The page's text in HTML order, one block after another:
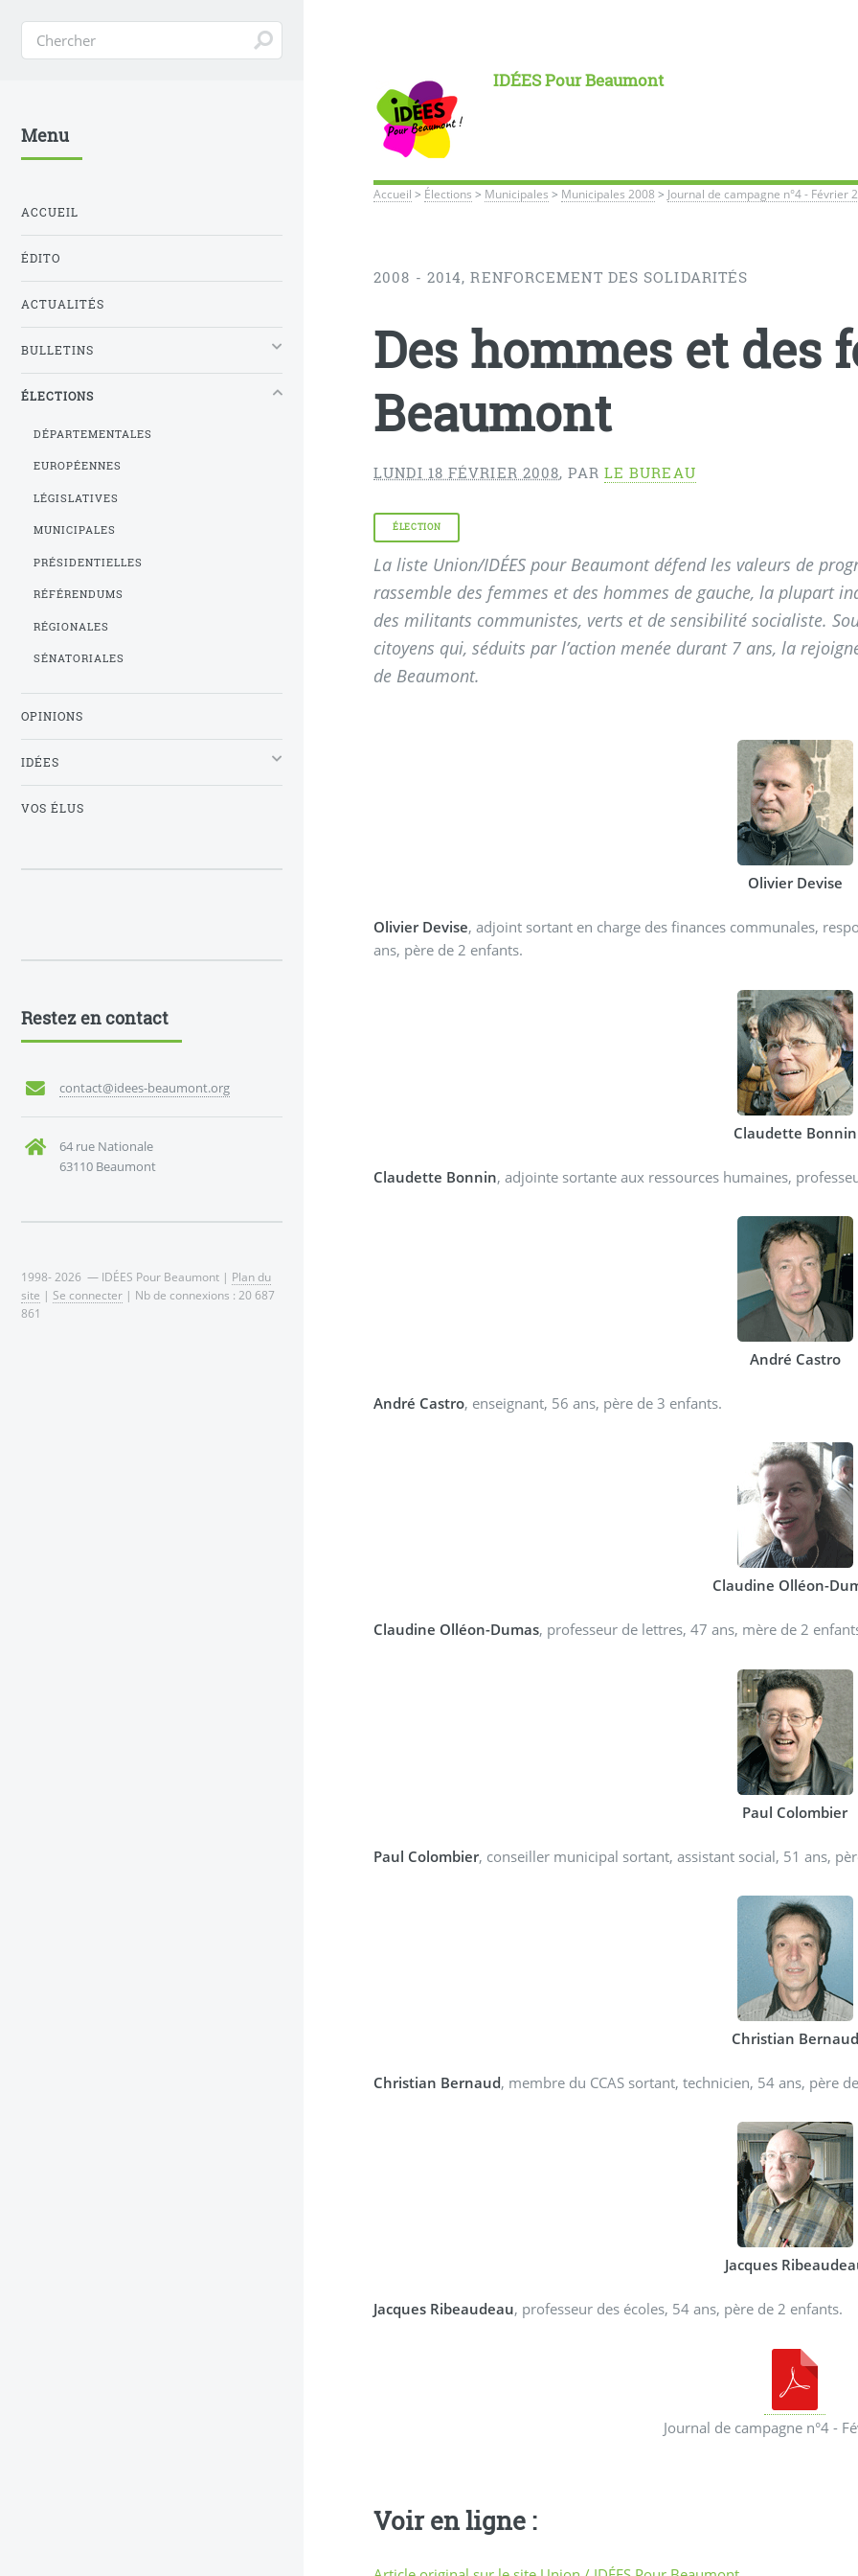
IDÉES Pour Beaumont
Accueil > Élections > Municipales > Municipales 2008 > Journal de campagne n°4 - Février
2008 - 2014, RENFORCEMENT DES SOLIDARITÉS
Des hommes et des
Beaumont
LUNDI 18 FÉVRIER 2008,PAR LE BUREAU
ÉLECTION
La liste Union/IDÉES pour Beaumont défend les valeurs de
rassemble des femmes et des hommes de gauche, la plupart
des militants communistes, verts et de sensibilité socialiste.
citoyens qui, séduits par l’action menée durant 7 ans, la
de Beaumont.
Olivier Devise
Olivier Devise, adjoint sortant en charge des finances communales,
ans, père de 2 enfants.
Claudette Bonnin
Claudette Bonnin, adjointe sortante aux ressources humaines,
André Castro
André Castro, enseignant, 56 ans, père de 3 enfants.
Claudine Olléon-
Claudine Olléon-Dumas, professeur de lettres, 47 ans, mère de 2
Paul Colombier
Paul Colombier, conseiller municipal sortant, assistant social, 51 ans,
Christian Bernaud
Christian Bernaud, membre du CCAS sortant, technicien, 54 ans, père
Jacques
Jacques Ribeaudeau, professeur des écoles, 54 ans, père de 2 enfants.
Journal de campagne n°4 -
Voir en ligne :
Menu
ACCUEIL
ÉDITO
ACTUALITÉS
BULLETINS
ÉLECTIONS
DÉPARTEMENTALES
EUROPÉENNES
LÉGISLATIVES
MUNICIPALES
PRÉSIDENTIELLES
RÉFÉRENDUMS
RÉGIONALES
SÉNATORIALES
OPINIONS
IDÉES
VOS ÉLUS
Restez en contact
contact@idees-beaumont.org
64 rue Nationale
63110 Beaumont
1998- 2026 — IDÉES Pour Beaumont | Plan du
site | Se connecter | Nb de connexions : 20 687
861